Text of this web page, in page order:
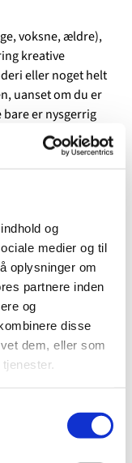
og
medier og til
oplysninger om
partnere inden
og
disse
dem, eller som
voksne, ældre),
kreative
eller noget helt
uanset om du er
er nysgerrig
dele tips og
hjælp at
begge er erfarne
stå klar med
Ida vil
med Gitte,
dåbsklude eller
og lotteri til det
hertil.
får brugt, må du